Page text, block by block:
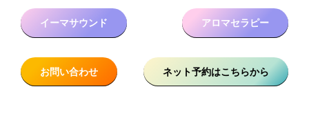
イーマサウンド アロマセラピー
お問い合わせ ネット予約はこちらから